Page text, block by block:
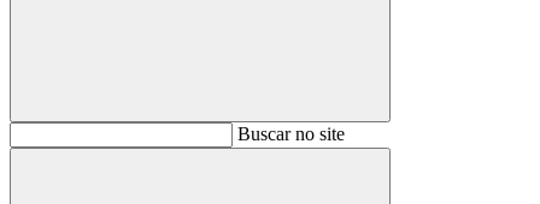
BuscarBuscar no site